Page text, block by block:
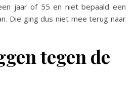
jaar of 55 en niet bepaald een
Die ging dus niet mee terug naar
tegen de